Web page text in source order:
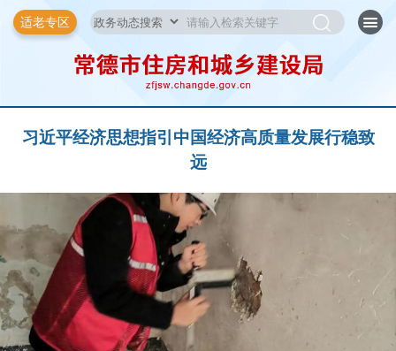
适老专区
习近平经济思想指引中国经济高质量发展行稳致
远